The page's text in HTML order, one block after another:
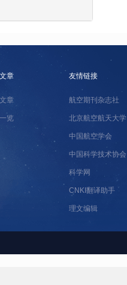
章
章
览
友情链接
航空期刊杂志社
北京航空航天大学
中国航空学会
中国科学技术协会
科学网
CNKI翻译助手
理文编辑